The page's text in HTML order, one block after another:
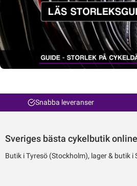
Snabba leveranser
Sveriges bästa cykelbutik
Butik i Tyresö (Stockholm), lager & butik i